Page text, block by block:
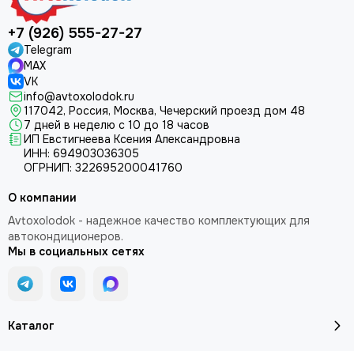
+7 (926) 555-27-27
Telegram
MAX
VK
info@avtoxolodok.ru
117042, Россия, Москва, Чечерский проезд дом 48
7 дней в неделю с 10 до 18 часов
ИП Евстигнеева Ксения Александровна
ИНН: 694903036305
ОГРНИП: 322695200041760
Каталог
О компании
Avtoxolodok - надежное качество комплектующих для
автокондиционеров.
Мы в социальных сетях